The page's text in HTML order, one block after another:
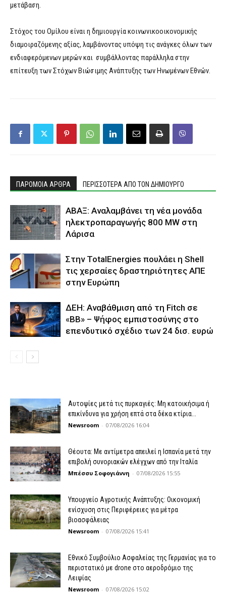
μετάβαση.
Στόχος του Ομίλου είναι η δημιουργία κοινωνικοοικονομικής
διαμοιραζόμενης αξίας, λαμβάνοντας υπόψη τις ανάγκες όλων των
ενδιαφερόμενων μερών και συμβάλλοντας παράλληλα στην
επίτευξη των Στόχων Βιώσιμης Ανάπτυξης των Ηνωμένων Εθνών.
ΠΑΡΟΜΟΙΑ ΑΡΘΡΑ ΠΕΡΙΣΣΟΤΕΡΑ ΑΠΟ ΤΟΝ ΔΗΜΙΟΥΡΓΟ
ΑΒΑΞ: Αναλαμβάνει τη νέα μονάδα
ηλεκτροπαραγωγής 800 MW στη
Λάρισα
Στην TotalEnergies πουλάει η Shell
τις χερσαίες δραστηριότητες ΑΠΕ
στην Ευρώπη
ΔΕΗ: Αναβάθμιση από τη Fitch σε
«BB» – Ψήφος εμπιστοσύνης στο
επενδυτικό σχέδιο των 24 δισ. ευρώ
Αυτοψίες μετά τις πυρκαγιές: Μη κατοικήσιμα ή
επικίνδυνα για χρήση επτά στα δέκα κτίρια...
Newsroom - 07/08/2026 16:04
Θέουτα: Με αντίμετρα απειλεί η Ισπανία μετά την
επιβολή συνοριακών ελέγχων από την Ιταλία
Μπέσσυ Σοφογιάννη - 07/08/2026 15:55
Υπουργείο Αγροτικής Ανάπτυξης: Οικονομική
ενίσχυση στις Περιφέρειες για μέτρα
βιοασφάλειας
Newsroom - 07/08/2026 15:41
Εθνικό Συμβούλιο Ασφαλείας της Γερμανίας για το
περιστατικό με drone στο αεροδρόμιο της
Λειψίας
Newsroom - 07/08/2026 15:02